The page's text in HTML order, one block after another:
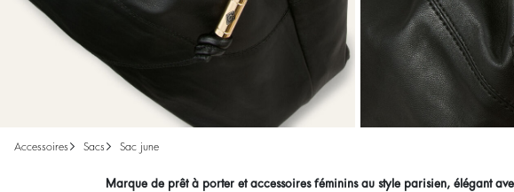
accessoires sacs sac june
Marque de prêt à porter et accessoires féminins au style parisien, élégant